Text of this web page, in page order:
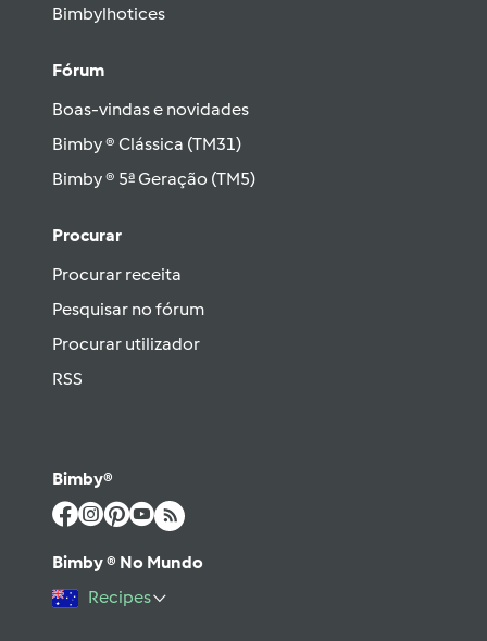
Bimbylhotices
Fórum
Boas-vindas e novidades
Bimby ® Clássica (TM31)
Bimby ® 5ª Geração (TM5)
Procurar
Procurar receita
Pesquisar no fórum
Procurar utilizador
RSS
Bimby®
Bimby ® No Mundo
Recipes